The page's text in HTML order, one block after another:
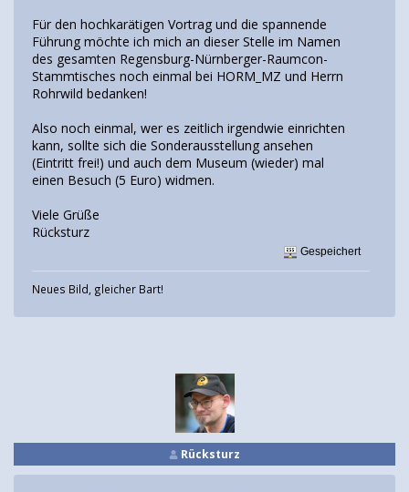
Für den hochkarätigen Vortrag und die spannende
Führung möchte ich mich an dieser Stelle im Namen
des gesamten Regensburg-Nürnberger-Raumcon-
Stammtisches noch einmal bei HORM_MZ und Herrn
Rohrwild bedanken!
Also noch einmal, wer es zeitlich irgendwie einrichten
kann, sollte sich die Sonderausstellung ansehen
(Eintritt frei!) und auch dem Museum (wieder) mal
einen Besuch (5 Euro) widmen.
Viele Grüße
Rücksturz
Gespeichert
Neues Bild, gleicher Bart!
Rücksturz